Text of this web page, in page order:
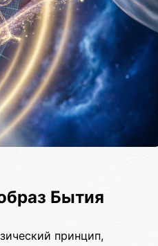
Бытия
принцип,